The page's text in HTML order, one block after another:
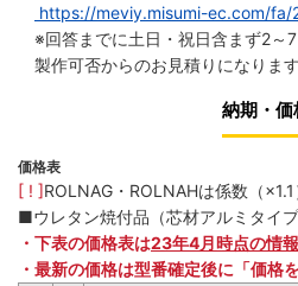
https://meviy.misumi-ec.com/fa/
※回答までに土日・祝日含まず2～
製作可否からのお見積りになりま
納期・価
価格表
[ ! ]ROLNAG・ROLNAHは係数（
■ウレタン焼付品（芯材アルミタイプ
・下表の価格表は23年4月時点の情報
・最新の価格は型番確定後に「価格